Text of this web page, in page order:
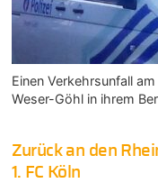
Einen Verkehrsunfall
Weser-Göhl in ihrem
Zurück an den
1. FC Köln